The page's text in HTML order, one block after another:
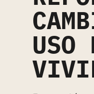
USO